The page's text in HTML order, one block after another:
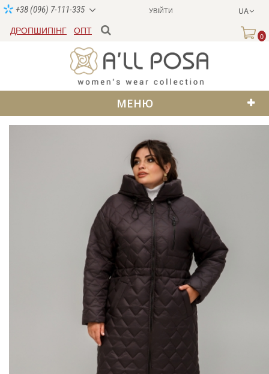
УВІЙТИ UA
+38 (096) 7-111-335
ДРОПШИПІНГ ОПТ
0
МЕНЮ